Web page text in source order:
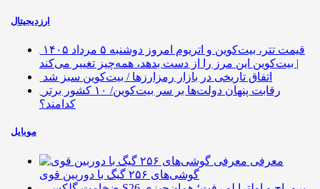
ارزدیجیتال
قیمت تتر، بیت‌کوین و اتریوم امروز دوشنبه ۵ مرداد ۱۴۰۵
| بیت‌کوین این مرز را از دست بدهد، همه‌چیز تغییر می‌کند
اتفاق تاریخی در بازار رمزارزها / بیت‌کوین سبز شد
رقابت پنهان دولت‌ها بر سر بیت‌کوین/ ۱۰ کشور برتر
کدامند؟
موبایل
معرفی
گوشی‌های ۲۵۶ گیگ با دوربین قوی